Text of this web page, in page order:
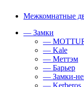
Межкомнатные
— Замки
—
— Kale
— Меттэм
— Барьер
— Замки-
— Kerberos